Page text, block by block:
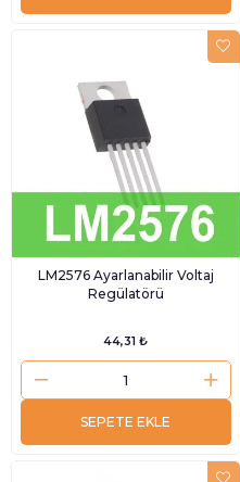
LM2576 Ayarlanabilir Voltaj
Regülatörü
44,31 ₺
SEPETE EKLE